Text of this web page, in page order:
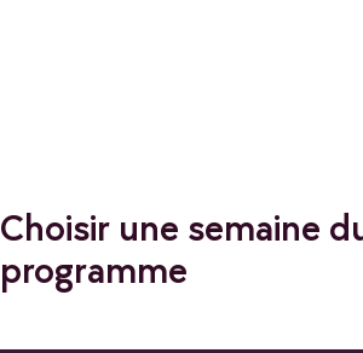
Choisir une semaine
programme